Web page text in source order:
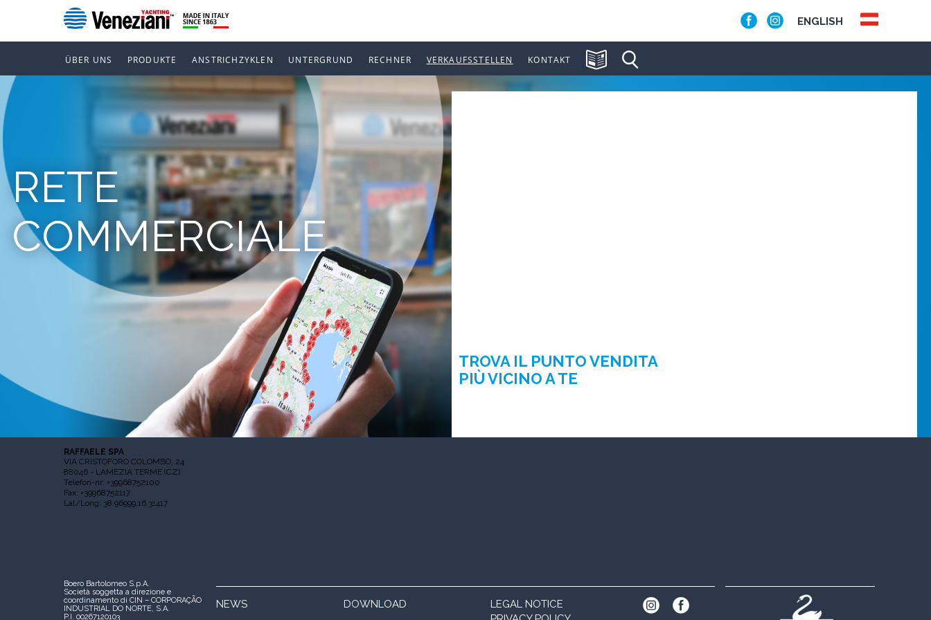
ENGLISH
ÜBER UNS PRODUKTE ANSTRICHZYKLEN UNTERGRUND RECHNER VERKAUFSSTELLEN KONTAKT
RETE
COMMERCIALE
TROVA IL PUNTO VENDITA
PIÙ VICINO A TE
RAFFAELE SPA
VIA CRISTOFORO COLOMBO, 24
88046 - LAMEZIA TERME (CZ)
Telefon-nr: +39968752100
Fax: +39968752117
Lat/Long: 38.96999,16.31417
Boero Bartolomeo S.p.A.
Società soggetta a direzione e
coordinamento di CIN – CORPORAÇÃO
INDUSTRIAL DO NORTE, S.A.
P.I. 00267120103
NEWS DOWNLOAD
LEGAL NOTICE